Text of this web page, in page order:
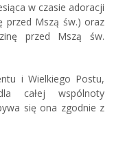
w czasie adoracji
przed Mszą św.) oraz
przed Mszą św.
i Wielkiego Postu,
całej wspólnoty
się ona zgodnie z